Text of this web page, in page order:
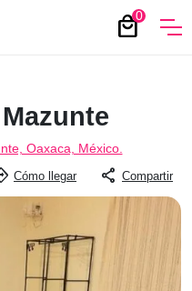
0
local_mall
Oaxaca, México.
Cómo llegar share Compartir